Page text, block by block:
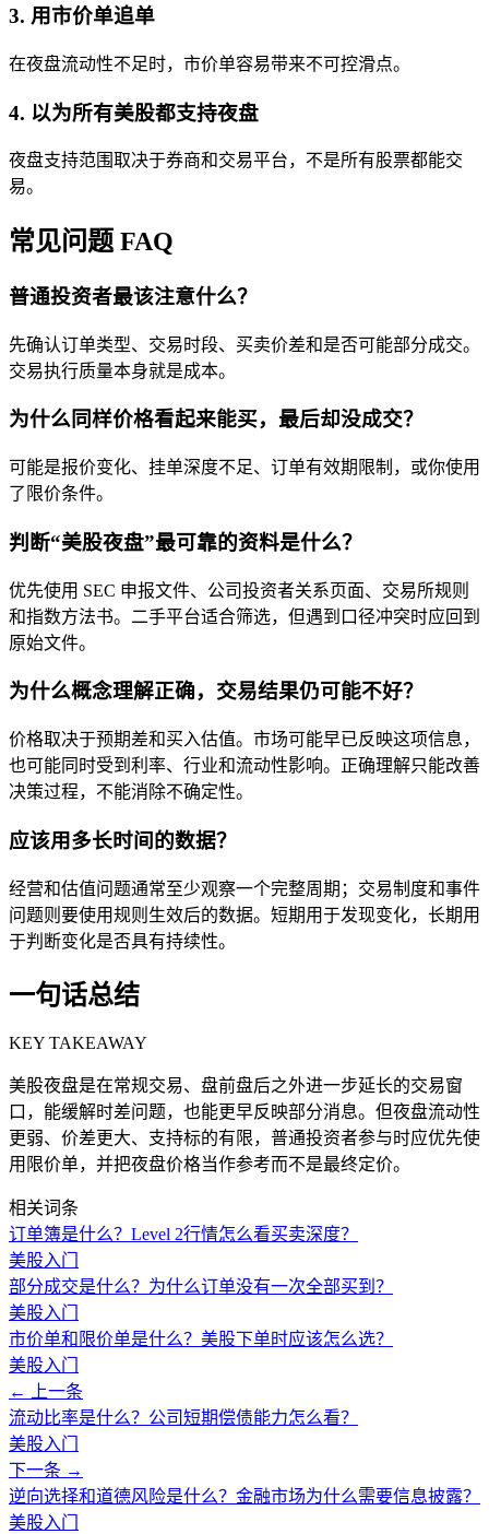
3. 用市价单追单
在夜盘流动性不足时，市价单容易带来不可控滑点。
4. 以为所有美股都支持夜盘
夜盘支持范围取决于券商和交易平台，不是所有股票都能交
易。
常见问题 FAQ
普通投资者最该注意什么？
先确认订单类型、交易时段、买卖价差和是否可能部分成交。
交易执行质量本身就是成本。
为什么同样价格看起来能买，最后却没成交？
可能是报价变化、挂单深度不足、订单有效期限制，或你使用
了限价条件。
判断“美股夜盘”最可靠的资料是什么？
优先使用 SEC 申报文件、公司投资者关系页面、交易所规则
和指数方法书。二手平台适合筛选，但遇到口径冲突时应回到
原始文件。
为什么概念理解正确，交易结果仍可能不好？
价格取决于预期差和买入估值。市场可能早已反映这项信息，
也可能同时受到利率、行业和流动性影响。正确理解只能改善
决策过程，不能消除不确定性。
应该用多长时间的数据？
经营和估值问题通常至少观察一个完整周期；交易制度和事件
问题则要使用规则生效后的数据。短期用于发现变化，长期用
于判断变化是否具有持续性。
一句话总结
KEY TAKEAWAY
美股夜盘是在常规交易、盘前盘后之外进一步延长的交易窗
口，能缓解时差问题，也能更早反映部分消息。但夜盘流动性
更弱、价差更大、支持标的有限，普通投资者参与时应优先使
用限价单，并把夜盘价格当作参考而不是最终定价。
相关词条
订单簿是什么？Level 2行情怎么看买卖深度？
美股入门
部分成交是什么？为什么订单没有一次全部买到？
美股入门
市价单和限价单是什么？美股下单时应该怎么选？
美股入门
← 上一条
流动比率是什么？公司短期偿债能力怎么看？
美股入门
下一条 →
逆向选择和道德风险是什么？金融市场为什么需要信息披露？
美股入门